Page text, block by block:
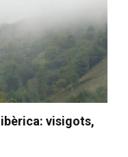
visigots,